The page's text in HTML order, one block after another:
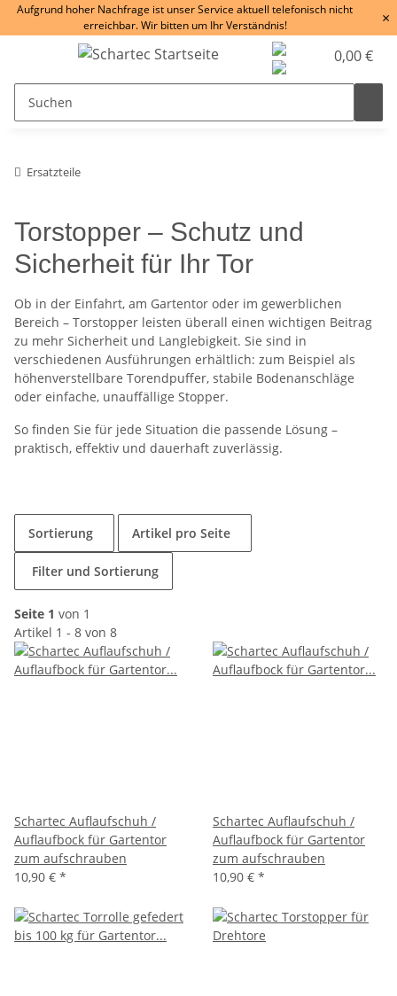
Aufgrund hoher Nachfrage ist unser Service aktuell telefonisch nicht
erreichbar. Wir bitten um Ihr Verständnis!
×
0,00 €
Ersatzteile
Torstopper – Schutz und
Sicherheit für Ihr Tor
Ob in der Einfahrt, am Gartentor oder im gewerblichen
Bereich – Torstopper leisten überall einen wichtigen Beitrag
zu mehr Sicherheit und Langlebigkeit. Sie sind in
verschiedenen Ausführungen erhältlich: zum Beispiel als
höhenverstellbare Torendpuffer, stabile Bodenanschläge
oder einfache, unauffällige Stopper.
So finden Sie für jede Situation die passende Lösung –
praktisch, effektiv und dauerhaft zuverlässig.
Sortierung Artikel pro Seite
Filter und Sortierung
Seite 1 von 1
Artikel 1 - 8 von 8
Schartec Auflaufschuh /
Auflaufbock für Gartentor
zum aufschrauben
10,90 € *
Schartec Auflaufschuh /
Auflaufbock für Gartentor
zum aufschrauben
10,90 € *